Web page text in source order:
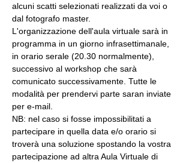
alcuni scatti selezionati realizzati da voi o
dal fotografo master.
L'organizzazione dell'aula virtuale sarà in
programma in un giorno infrasettimanale,
in orario serale (20.30 normalmente),
successivo al workshop che sarà
comunicato successivamente. Tutte le
modalità per prendervi parte saran inviate
per e-mail.
NB: nel caso si fosse impossibilitati a
partecipare in quella data e/o orario si
troverà una soluzione spostando la vostra
partecipazione ad altra Aula Virtuale di